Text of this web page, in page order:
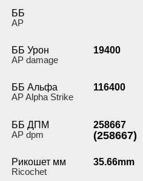
ББ
AP
ББ Урон
AP damage
19400
ББ Альфа
AP Alpha Strike
116400
ББ ДПМ
AP dpm
258667
(258667)
Рикошет мм
Ricochet
35.66mm